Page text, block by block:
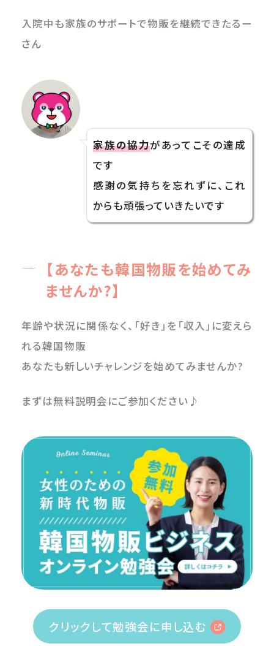
入院中も家族のサポートで物販を継続できたるー
さん
家族の協力があってこその達成
です
感謝の気持ちを忘れずに、これ
からも頑張っていきたいです
【あなたも韓国物販を始めてみ
ませんか?】
年齢や状況に関係なく、「好き」を「収入」に変えら
れる韓国物販
あなたも新しいチャレンジを始めてみませんか?
まずは無料説明会にご参加ください♪
クリックして勉強会に申し込む